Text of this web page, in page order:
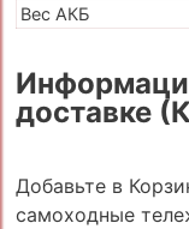
Вес АКБ
доставке
Добавьте в
самоходные